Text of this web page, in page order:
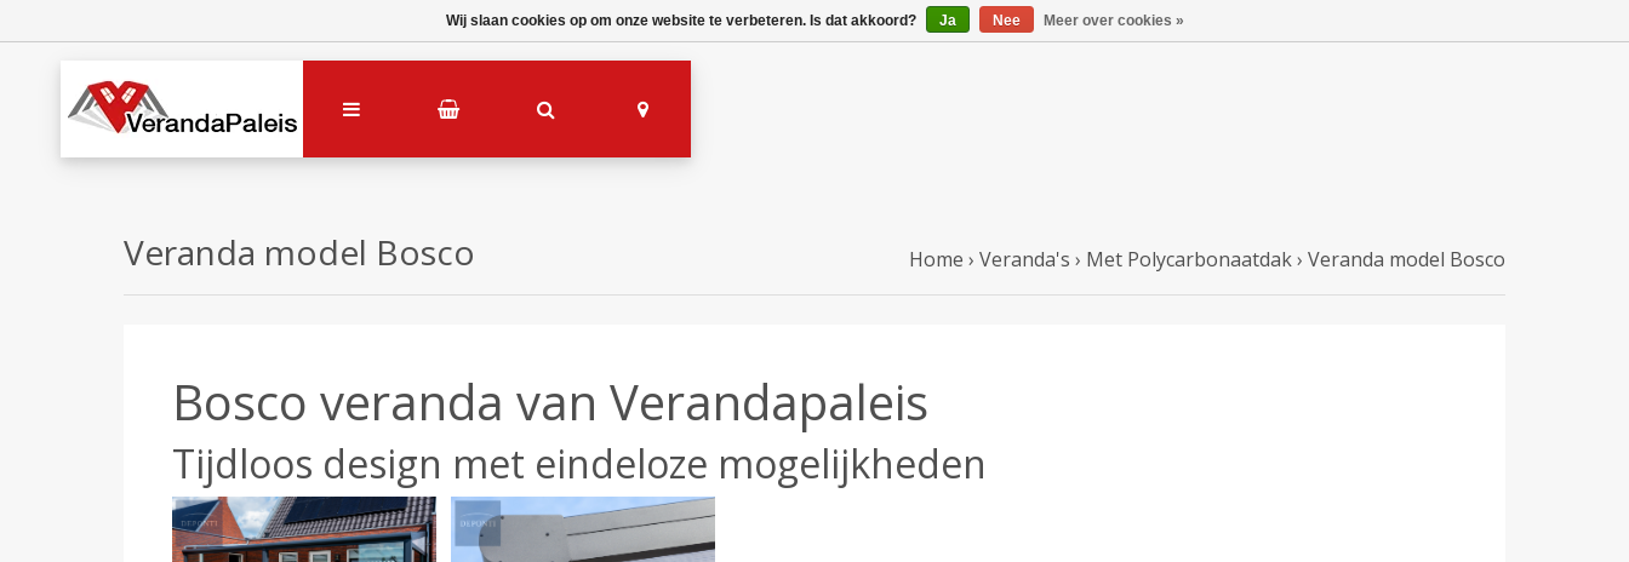
Veranda model Bosco Home › Veranda's › Met Polycarbonaatdak› Veranda model Bosco
Bosco veranda van Verandapaleis
Tijdloos design met eindeloze mogelijkheden
Wij slaan cookies op om onze website te verbeteren. Is dat akkoord? Ja Nee Meer over cookies »